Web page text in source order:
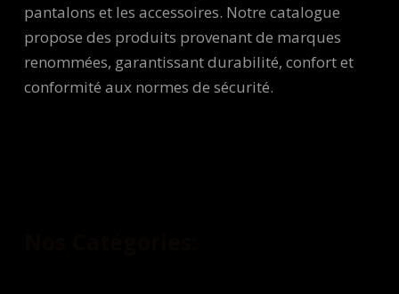
pantalons et les accessoires. Notre catalogue
propose des produits provenant de marques
renommées, garantissant durabilité, confort et
conformité aux normes de sécurité.